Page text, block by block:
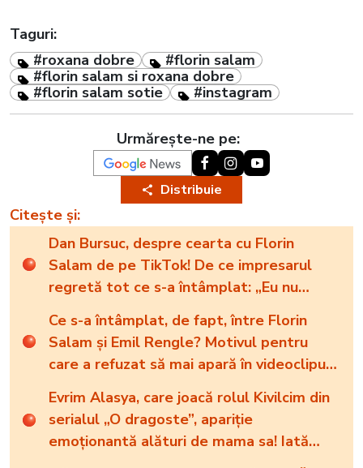
Taguri:
#roxana dobre
#florin salam
#florin salam si roxana dobre
#florin salam sotie
#instagram
Urmărește-ne pe:
Distribuie
Citește și:
Dan Bursuc, despre cearta cu Florin
Salam de pe TikTok! De ce impresarul
regretă tot ce s-a întâmplat: „Eu nu
trebuia să mă cobor la nivelul ăsta”
Ce s-a întâmplat, de fapt, între Florin
Salam și Emil Rengle? Motivul pentru
care a refuzat să mai apară în videoclipuri
Evrim Alasya, care joacă rolul Kivilcim din
serialul „O dragoste”, apariție
emoționantă alături de mama sa! Iată
cum arată cea mai importantă persoană